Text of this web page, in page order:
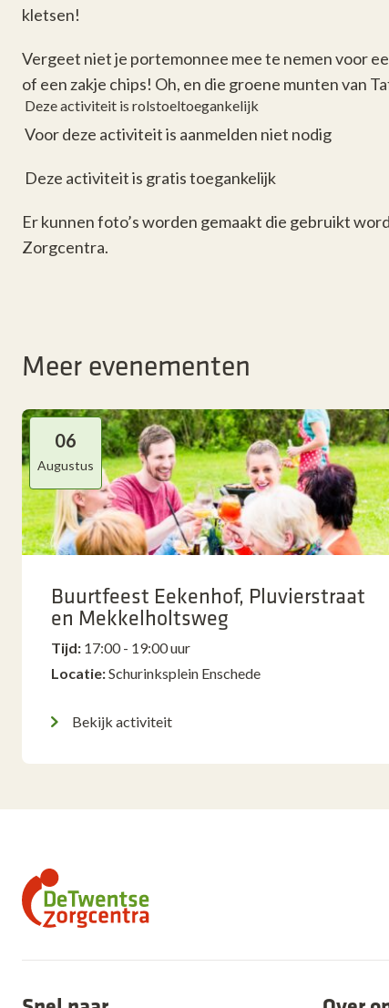
kletsen!
Vergeet niet je portemonnee mee te nemen voor
of een zakje chips! Oh, en die groene munten van
Deze activiteit is rolstoeltoegankelijk
Voor deze activiteit is aanmelden niet nodig
Deze activiteit is gratis toegankelijk
Er kunnen foto’s worden gemaakt die gebruikt
Zorgcentra.
Meer evenementen
06
Augustus
Buurtfeest Eekenhof, Pluvierstraat
en Mekkelholtsweg
Tijd: 17:00 - 19:00 uur
Locatie:Schurinksplein Enschede
Bekijk activiteit